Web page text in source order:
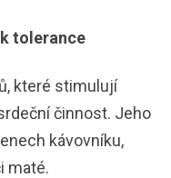
tolerance
které stimulují
činnost. Jeho
kávovníku,
maté.